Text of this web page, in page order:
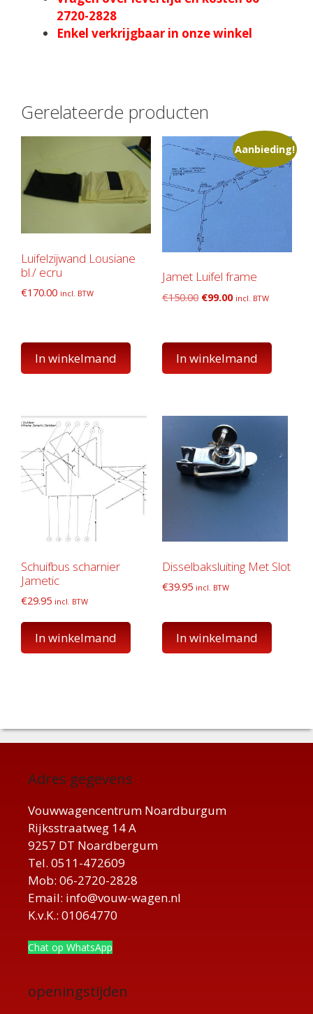
2720-2828
Enkel verkrijgbaar in onze winkel
Gerelateerde producten
Luifelzijwand Lousiane
bl./ ecru
€170.00 incl. BTW
In winkelmand
Aanbieding!
Jamet Luifel frame
€150.00 Oorspronkelijke
€150.00.
€99.00Huidige
€99.00.
incl. BTW
In winkelmand
Schuifbus scharnier
Jametic
€29.95 incl. BTW
In winkelmand
Disselbaksluiting Met Slot
€39.95 incl. BTW
In winkelmand
Adres gegevens
Vouwwagencentrum Noardburgum
Rijksstraatweg 14 A
9257 DT Noardbergum
Tel. 0511-472609
Mob: 06-2720-2828
Email: info@vouw-wagen.nl
K.v.K.: 01064770
Chat op WhatsApp
openingstijden